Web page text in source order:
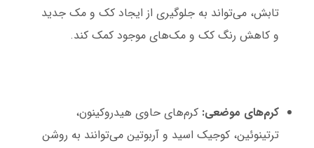
تابش، می‌تواند به جلوگیری از ایجاد کک و مک جدید
و کاهش رنگ کک و مک‌های موجود کمک کند.
کرم‌های موضعی: کرم‌های حاوی هیدروکینون،
ترتینوئین، کوجیک اسید و آربوتین می‌توانند به روشن